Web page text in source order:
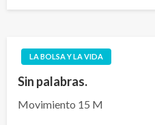
LA BOLSA Y LA VIDA
Sin palabras.
Movimiento 15 M